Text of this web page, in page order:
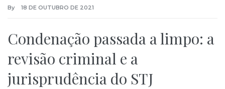
By 18 DE OUTUBRO DE 2021
Condenação passada a limpo: a
revisão criminal e a
jurisprudência do STJ